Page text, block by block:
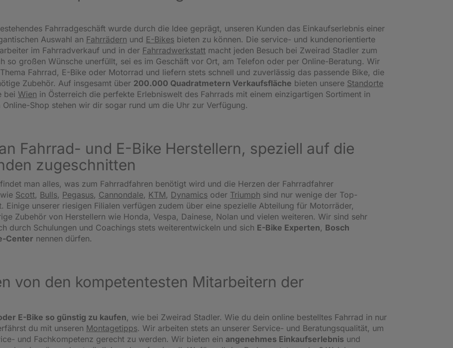
Fahrradgeschäft wurde durch die Idee geprägt, unseren Kunden das Einkaufserlebnis einer
Auswahl an Fahrrädern und E-Bikes bieten zu können. Die service- und kundenorientierte
im Fahrradverkauf und in der Fahrradwerkstatt macht jeden Besuch bei Zweirad Stadler zum
so großen Wünsche unerfüllt, sei es im Geschäft vor Ort, am Telefon oder per Online-Beratung. Wir
Fahrrad, E-Bike oder Motorrad und liefern stets schnell und zuverlässig das passende Bike, die
Zubehör. Auf insgesamt über 200.000 Quadratmetern Verkaufsfläche bieten unsere Standorte
bei Wien in Österreich die perfekte Erlebniswelt des Fahrrads mit einem einzigartigen Sortiment in
Shop stehen wir dir sogar rund um die Uhr zur Verfügung.
Fahrrad- und E-Bike Herstellern, speziell auf die
zugeschnitten
man alles, was zum Fahrradfahren benötigt wird und die Herzen der Fahrradfahrer
wie Scott, Bulls, Pegasus, Cannondale, KTM, Dynamics oder Triumph sind nur wenige der Top-
Einige unserer riesigen Filialen verfügen zudem über eine spezielle Abteilung für Motorräder,
Zubehör von Herstellern wie Honda, Vespa, Dainese, Nolan und vielen weiteren. Wir sind sehr
durch Schulungen und Coachings stets weiterentwickeln und sich E-Bike Experten, Bosch
Center nennen dürfen.
von den kompetentesten Mitarbeitern der
E-Bike so günstig zu kaufen, wie bei Zweirad Stadler. Wie du dein online bestelltes Fahrrad in nur
du mit unseren Montagetipps. Wir arbeiten stets an unserer Service- und Beratungsqualität, um
und Fachkompetenz gerecht zu werden. Wir bieten ein angenehmes Einkaufserlebnis und